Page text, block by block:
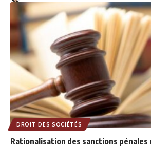
DROIT DES SOCIÉTÉS
Rationalisation des sanctions pénales